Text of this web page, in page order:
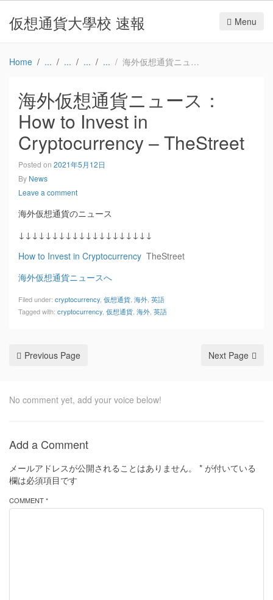
仮想通貨大學校 速報 Menu
Home 海外仮想通貨ニュース：How to Invest in Cryptocurrency – TheStreet
海外仮想通貨ニュース：
How to Invest in
Cryptocurrency – TheStreet
Posted on 2021年5月12日
By News
Leave a comment
海外仮想通貨のニュース
↓↓↓↓↓↓↓↓↓↓↓↓↓↓↓↓↓↓↓↓
How to Invest in Cryptocurrency TheStreet
海外仮想通貨ニュースへ
Filed under: cryptocurrency 仮想通貨 海外 英語
Tagged with: cryptocurrency 仮想通貨 海外 英語
Previous Page Next Page
No comment yet, add your voice below!
Add a Comment
メールアドレスが公開されることはありません。 * が付いている
欄は必須項目です
COMMENT *